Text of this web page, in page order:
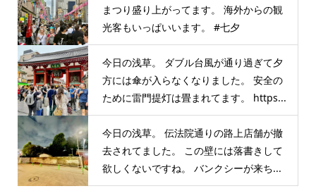
まつり盛り上がってます。 海外からの観
光客もいっぱいいます。 #七夕
今日の浅草。 ダブル台風が通り過ぎて夕
方には傘が入らなくなりました。 安全の
ために雷門提灯は畳まれてます。 https...
今日の浅草。 伝法院通りの路上店舗が撤
去されてました。 この壁には落書きして
欲しくないですね。 バンクシーが来ち...